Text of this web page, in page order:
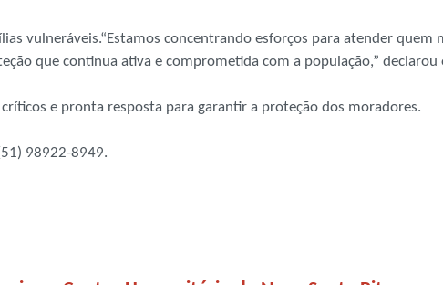
vulneráveis.“Estamos concentrando esforços para atender quem
que continua ativa e comprometida com a população,”
e pronta resposta para garantir a proteção dos moradores.
98922-8949.